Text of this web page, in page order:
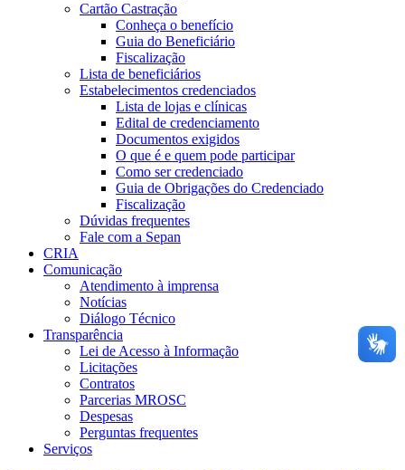
Cartão Castração
Conheça o benefício
Guia do Beneficiário
Fiscalização
Lista de beneficiários
Estabelecimentos credenciados
Lista de lojas e clínicas
Edital de credenciamento
Documentos exigidos
O que é e quem pode participar
Como ser credenciado
Guia de Obrigações do Credenciado
Fiscalização
Dúvidas frequentes
Fale com a Sepan
CRIA
Comunicação
Atendimento à imprensa
Notícias
Diálogo Técnico
Transparência
Lei de Acesso à Informação
Licitações
Contratos
Parcerias MROSC
Despesas
Perguntas frequentes
Serviços